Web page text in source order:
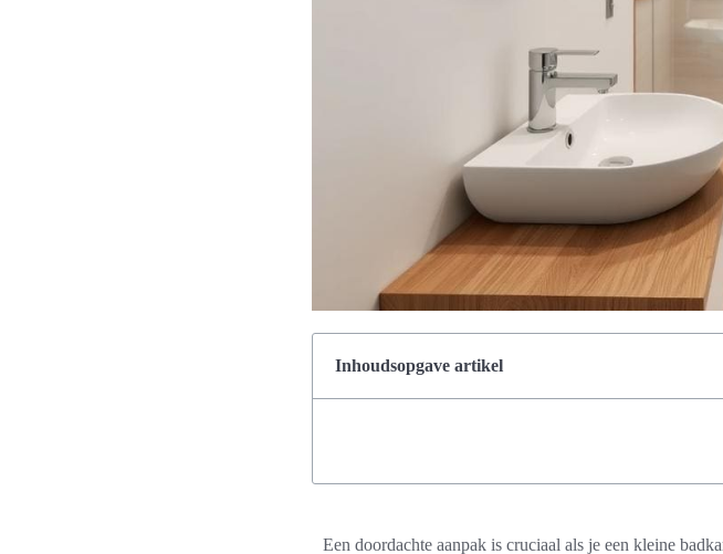
Inhoudsopgave artikel
Een doordachte aanpak is cruciaal als je een kleine